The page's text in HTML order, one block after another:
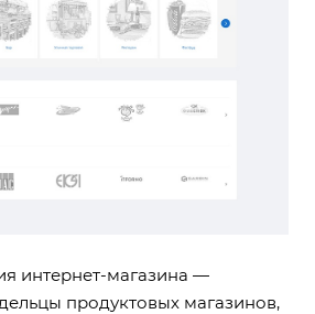
интернет-магазина —
продуктовых магазинов,